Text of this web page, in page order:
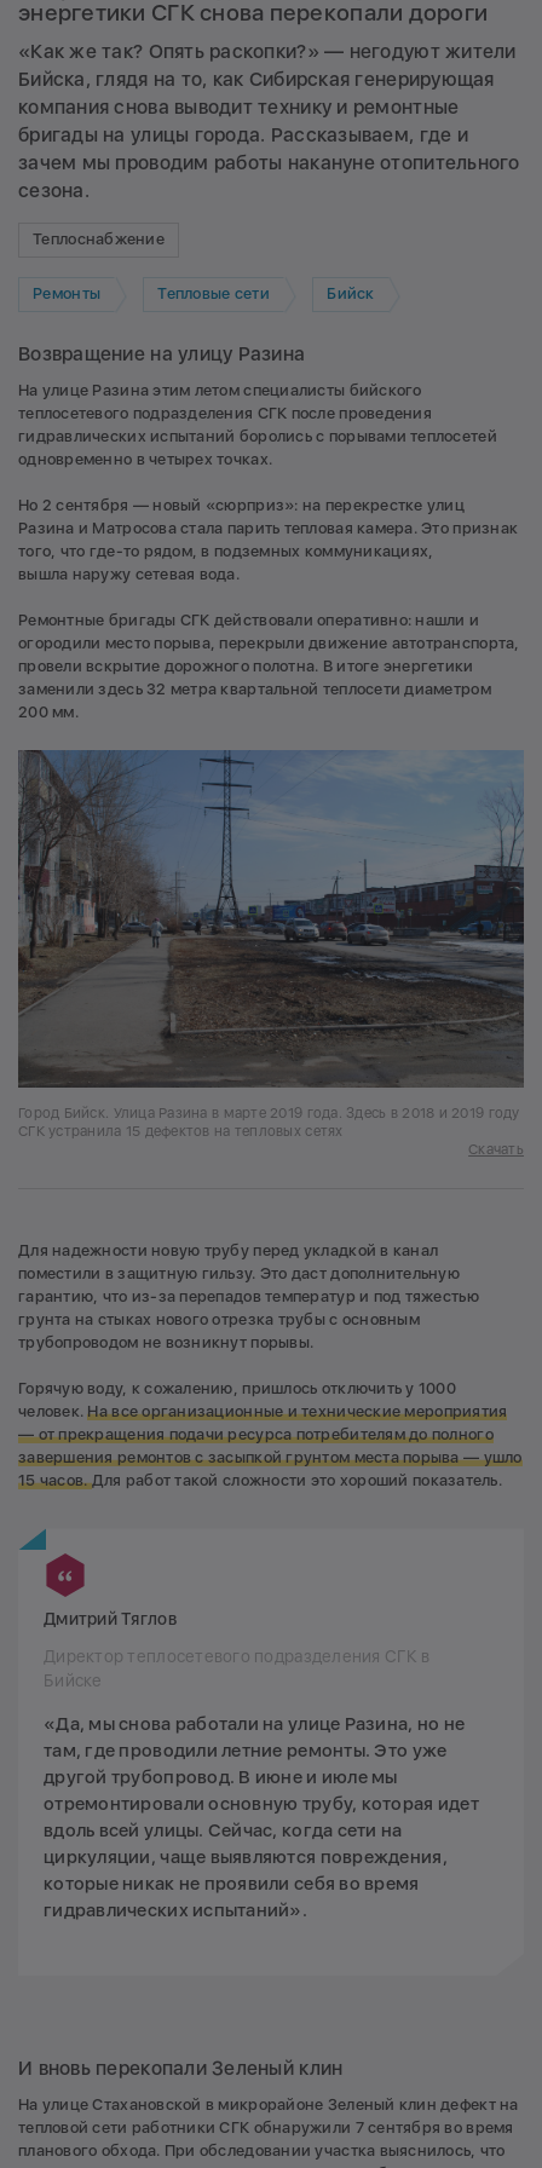
энергетики СГК снова перекопали дороги
«Как же так? Опять раскопки?» — негодуют жители
Бийска, глядя на то, как Сибирская генерирующая
компания снова выводит технику и ремонтные
бригады на улицы города. Рассказываем, где и
зачем мы проводим работы накануне отопительного
сезона.
Теплоснабжение
Ремонты Тепловые сети Бийск
Возвращение на улицу Разина
На улице Разина этим летом специалисты бийского
теплосетевого подразделения СГК после проведения
гидравлических испытаний боролись с порывами теплосетей
одновременно в четырех точках.
Но 2 сентября — новый «сюрприз»: на перекрестке улиц
Разина и Матросова стала парить тепловая камера. Это признак
того, что где-то рядом, в подземных коммуникациях,
вышла наружу сетевая вода.
Ремонтные бригады СГК действовали оперативно: нашли и
огородили место порыва, перекрыли движение автотранспорта,
провели вскрытие дорожного полотна. В итоге энергетики
заменили здесь 32 метра квартальной теплосети диаметром
200 мм.
Город Бийск. Улица Разина в марте 2019 года. Здесь в 2018 и 2019 году
СГК устранила 15 дефектов на тепловых сетях
Скачать
Для надежности новую трубу перед укладкой в канал
поместили в защитную гильзу. Это даст дополнительную
гарантию, что из-за перепадов температур и под тяжестью
грунта на стыках нового отрезка трубы с основным
трубопроводом не возникнут порывы.
Горячую воду, к сожалению, пришлось отключить у 1000
человек.На все организационные и технические мероприятия
— от прекращения подачи ресурса потребителям до полного
завершения ремонтов с засыпкой грунтом места порыва — ушло
15 часов.Для работ такой сложности это хороший показатель.
Дмитрий Тяглов
Директор теплосетевого подразделения СГК в
Бийске
«Да, мы снова работали на улице Разина, но не
там, где проводили летние ремонты. Это уже
другой трубопровод. В июне и июле мы
отремонтировали основную трубу, которая идет
вдоль всей улицы. Сейчас, когда сети на
циркуляции, чаще выявляются повреждения,
которые никак не проявили себя во время
гидравлических испытаний».
И вновь перекопали Зеленый клин
На улице Стахановской в микрорайоне Зеленый клин дефект на
тепловой сети работники СГК обнаружили 7 сентября во время
планового обхода. При обследовании участка выяснилось, что